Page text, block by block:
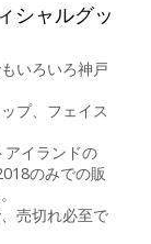
シャルグッ
いろいろ神戸
プ、フェイス
アイランドの
のみでの販
売切れ必至で